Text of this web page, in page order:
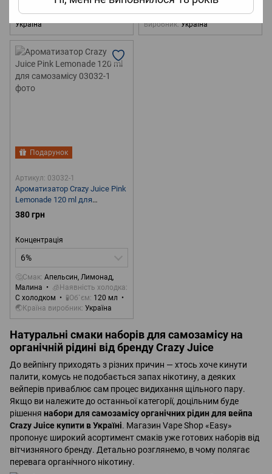
С холодком
🧪Об`єм
120 мл
🌏Країна виробник
Україна
Наявність холодка С холодком
🧪Об`єм 120 мл
🌏Країна
виробник Україна
Подарунок
Артикул: 03032-1
Ароматизатор Crazy Juice Pink
Lemonade 120 ml для
самозамісу
380 грн
Концентрація
6%
🤔Смак Апельсин, Лимонад,
Малина
🧊Наявність холодка
С холодком
🧪Об`єм 120 мл
🌏Країна виробник Україна
Натуральні смаки наборів для самозамісу на
органічній рідині від бренду Crazy Juice
До вейпінгу приходять з різних причин — хтось хоче кинути
палити, комусь не подобається запах нікотину, а деяких
вейперів приваблює сам процес видихання щільного пару.
Якщо ви належите до останньої категорії, доцільним буде
рішення набори для самозамісу органічних рідин для вейпа
Crazy Juice купити в Україні. Магазин Vape Shop «Easy»
пропонує широкий асортимент смаків уже готових наборів від
вітчизняного бренду. Детально розглянемо, в чому полягає
перевага органічного нікотину.